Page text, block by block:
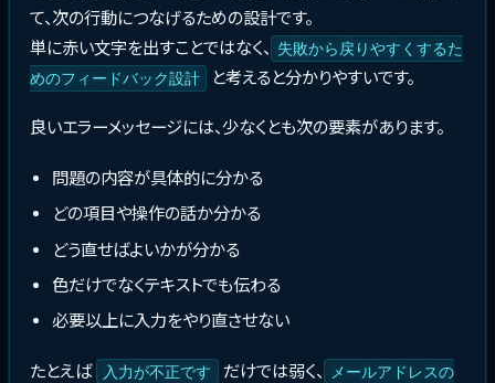
て、次の行動につなげるための設計です。
単に赤い文字を出すことではなく、 失敗から戻りやすくするた
めのフィードバック設計
と考えると分かりやすいです。
良いエラーメッセージには、少なくとも次の要素があります。
問題の内容が具体的に分かる
どの項目や操作の話か分かる
どう直せばよいかが分かる
色だけでなくテキストでも伝わる
必要以上に入力をやり直させない
たとえば 入力が不正です だけでは弱く、
メールアドレスの